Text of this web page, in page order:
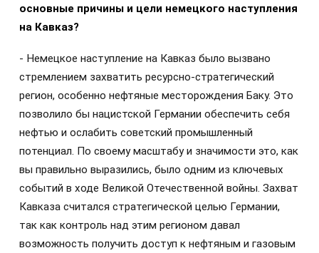
основные причины и цели немецкого наступления
на Кавказ?
- Немецкое наступление на Кавказ было вызвано
стремлением захватить ресурсно-стратегический
регион, особенно нефтяные месторождения Баку. Это
позволило бы нацистской Германии обеспечить себя
нефтью и ослабить советский промышленный
потенциал. По своему масштабу и значимости это, как
вы правильно выразились, было одним из ключевых
событий в ходе Великой Отечественной войны. Захват
Кавказа считался стратегической целью Германии,
так как контроль над этим регионом давал
возможность получить доступ к нефтяным и газовым